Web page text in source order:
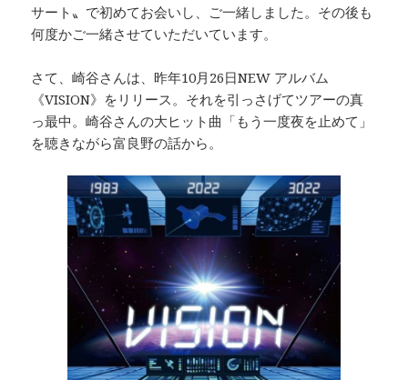
サート〟で初めてお会いし、ご一緒しました。その後も
何度かご一緒させていただいています。
さて、崎谷さんは、昨年10月26日NEW アルバム
《VISION》をリリース。それを引っさげてツアーの真
っ最中。崎谷さんの大ヒット曲「もう一度夜を止めて」
を聴きながら富良野の話から。